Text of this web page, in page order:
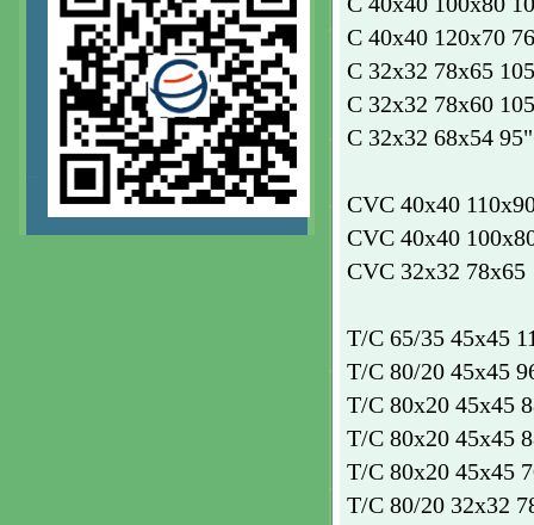
C 40x40 120x70
C 32x32 78x65
C 32x32 78x60
C 32x32 68x54
CVC 40x40
CVC 40x40
CVC 32x32
T/C 65/35 45x45
T/C 80/20 45x45
T/C 80x20 45x45
T/C 80x20 45x45
T/C 80x20 45x45
T/C 80/20 32x32